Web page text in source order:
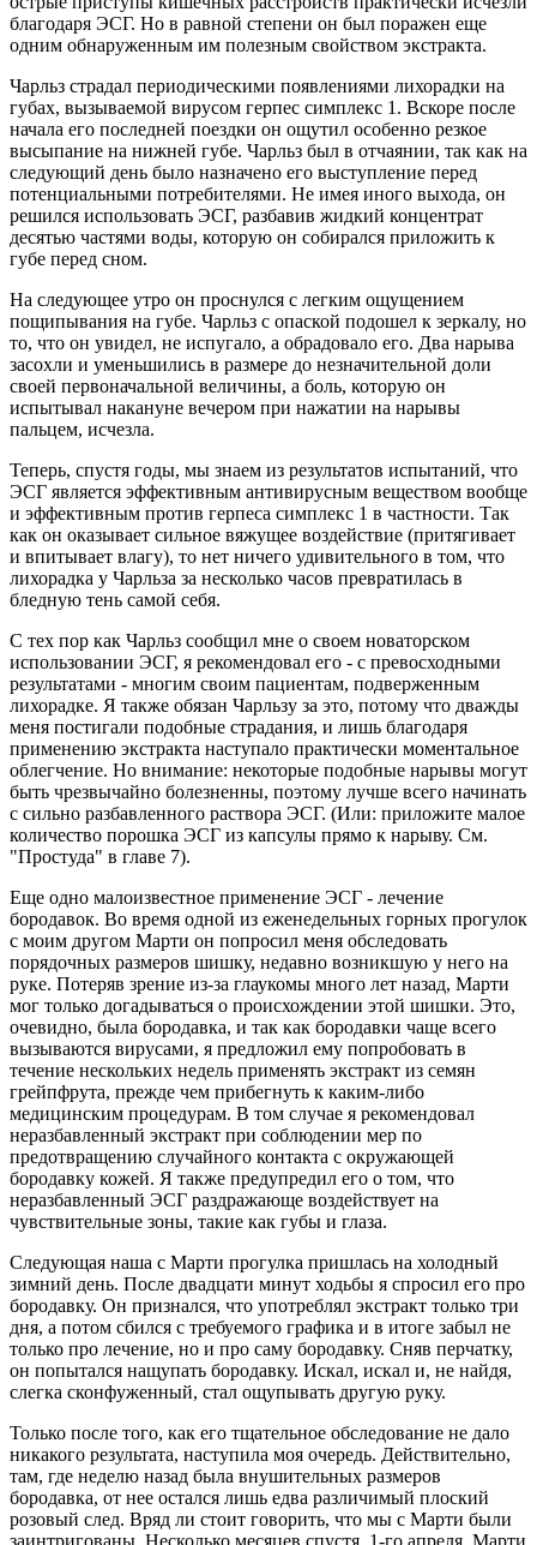
благодаря ЭСГ. Но в равной степени он был поражен еще
одним обнаруженным им полезным свойством экстракта.
Чарльз страдал периодическими появлениями лихорадки на
губах, вызываемой вирусом герпес симплекс 1. Вскоре после
начала его последней поездки он ощутил особенно резкое
высыпание на нижней губе. Чарльз был в отчаянии, так как на
следующий день было назначено его выступление перед
потенциальными потребителями. Не имея иного выхода, он
решился использовать ЭСГ, разбавив жидкий концентрат
десятью частями воды, которую он собирался приложить к
губе перед сном.
На следующее утро он проснулся с легким ощущением
пощипывания на губе. Чарльз с опаской подошел к зеркалу, но
то, что он увидел, не испугало, а обрадовало его. Два нарыва
засохли и уменьшились в размере до незначительной доли
своей первоначальной величины, а боль, которую он
испытывал накануне вечером при нажатии на нарывы
пальцем, исчезла.
Теперь, спустя годы, мы знаем из результатов испытаний, что
ЭСГ является эффективным антивирусным веществом вообще
и эффективным против герпеса симплекс 1 в частности. Так
как он оказывает сильное вяжущее воздействие (притягивает
и впитывает влагу), то нет ничего удивительного в том, что
лихорадка у Чарльза за несколько часов превратилась в
бледную тень самой себя.
С тех пор как Чарльз сообщил мне о своем новаторском
использовании ЭСГ, я рекомендовал его - с превосходными
результатами - многим своим пациентам, подверженным
лихорадке. Я также обязан Чарльзу за это, потому что дважды
меня постигали подобные страдания, и лишь благодаря
применению экстракта наступало практически моментальное
облегчение. Но внимание: некоторые подобные нарывы могут
быть чрезвычайно болезненны, поэтому лучше всего начинать
с сильно разбавленного раствора ЭСГ. (Или: приложите малое
количество порошка ЭСГ из капсулы прямо к нарыву. См.
"Простуда" в главе 7).
Еще одно малоизвестное применение ЭСГ - лечение
бородавок. Во время одной из еженедельных горных прогулок
с моим другом Марти он попросил меня обследовать
порядочных размеров шишку, недавно возникшую у него на
руке. Потеряв зрение из-за глаукомы много лет назад, Марти
мог только догадываться о происхождении этой шишки. Это,
очевидно, была бородавка, и так как бородавки чаще всего
вызываются вирусами, я предложил ему попробовать в
течение нескольких недель применять экстракт из семян
грейпфрута, прежде чем прибегнуть к каким-либо
медицинским процедурам. В том случае я рекомендовал
неразбавленный экстракт при соблюдении мер по
предотвращению случайного контакта с окружающей
бородавку кожей. Я также предупредил его о том, что
неразбавленный ЭСГ раздражающе воздействует на
чувствительные зоны, такие как губы и глаза.
Следующая наша с Марти прогулка пришлась на холодный
зимний день. После двадцати минут ходьбы я спросил его про
бородавку. Он признался, что употреблял экстракт только три
дня, а потом сбился с требуемого графика и в итоге забыл не
только про лечение, но и про саму бородавку. Сняв перчатку,
он попытался нащупать бородавку. Искал, искал и, не найдя,
слегка сконфуженный, стал ощупывать другую руку.
Только после того, как его тщательное обследование не дало
никакого результата, наступила моя очередь. Действительно,
там, где неделю назад была внушительных размеров
бородавка, от нее остался лишь едва различимый плоский
розовый след. Вряд ли стоит говорить, что мы с Марти были
заинтригованы. Несколько месяцев спустя, 1-го апреля, Марти